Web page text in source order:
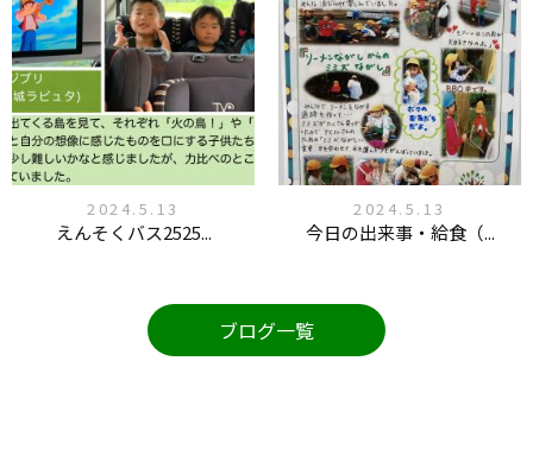
2024.5.13
えんそくバス2525...
2024.5.13
今日の出来事・給食（...
ブログ一覧